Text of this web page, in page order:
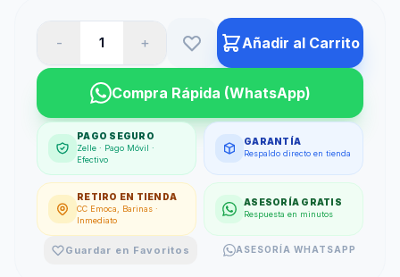
- + Añadir al Carrito
Compra Rápida (WhatsApp)
PAGO SEGURO
Zelle · Pago Móvil ·
Efectivo
GARANTÍA
Respaldo directo en tienda
RETIRO EN TIENDA
CC Emoca, Barinas ·
Inmediato
ASESORÍA GRATIS
Respuesta en minutos
Guardar en Favoritos ASESORÍA WHATSAPP